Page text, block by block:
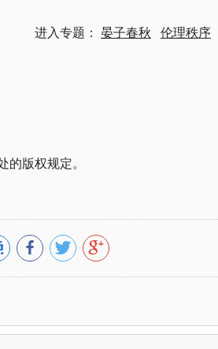
进入专题： 晏子春秋 伦理秩序
版权规定。